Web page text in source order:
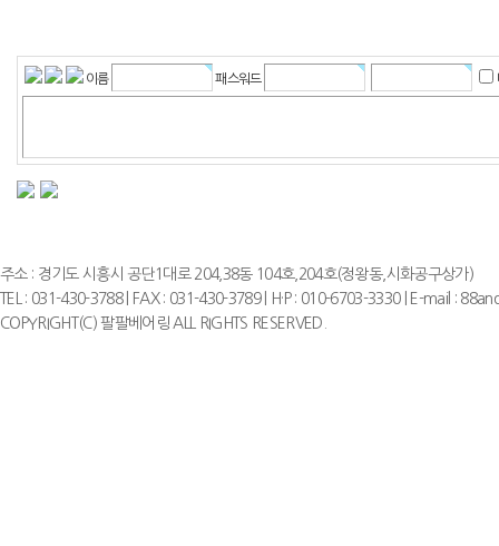
이름 패스워드
주소 : 경기도 시흥시 공단1대로 204,38동 104호,204호(정왕동,시화공구상가)
TEL : 031-430-3788 | FAX : 031-430-3789 | H·P : 010-6703-3330 | E-mail :
COPYRIGHT(C) 팔팔베어링 ALL RIGHTS RESERVED.